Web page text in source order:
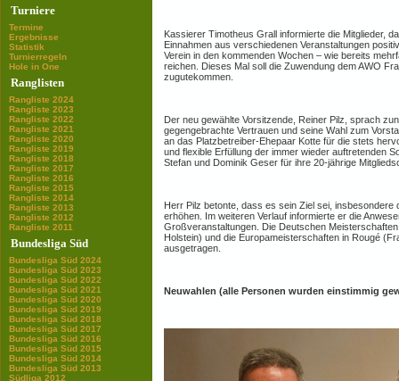
Turniere
Termine
Ergebnisse
Statistik
Turnierregeln
Hole in One
Ranglisten
Rangliste 2024
Rangliste 2023
Rangliste 2022
Rangliste 2021
Rangliste 2020
Rangliste 2019
Rangliste 2018
Rangliste 2017
Rangliste 2016
Rangliste 2015
Rangliste 2014
Rangliste 2013
Rangliste 2012
Rangliste 2011
Bundesliga Süd
Bundesliga Süd 2024
Bundesliga Süd 2023
Bundesliga Süd 2022
Bundesliga Süd 2021
Bundesliga Süd 2020
Bundesliga Süd 2019
Bundesliga Süd 2018
Bundesliga Süd 2017
Bundesliga Süd 2016
Bundesliga Süd 2015
Bundesliga Süd 2014
Bundesliga Süd 2013
Südliga 2012
Kassierer Timotheus Grall informierte die Mitglieder,
Einnahmen aus verschiedenen Veranstaltungen
Verein in den kommenden Wochen – wie bereits
reichen. Dieses Mal soll die Zuwendung dem AWO
zugutekommen.
Der neu gewählte Vorsitzende, Reiner Pilz, sprach
gegengebrachte Vertrauen und seine Wahl zum
an das Platzbetreiber-Ehepaar Kotte für die stets
und flexible Erfüllung der immer wieder auftretenden
Stefan und Dominik Geser für ihre 20-jährige
Herr Pilz betonte, dass es sein Ziel sei,
erhöhen. Im weiteren Verlauf informierte er die
Großveranstaltungen. Die Deutschen
Holstein) und die Europameisterschaften in Rougé
ausgetragen.
Neuwahlen (alle Personen wurden einstimmig